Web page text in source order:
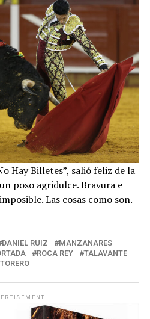
Hay Billetes”, salió feliz de la
poso agridulce. Bravura e
Las cosas como son.
DANIEL RUIZ
MANZANARES
ROCA REY
TALAVANTE
TORERO